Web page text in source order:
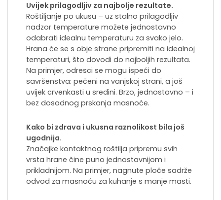
Uvijek prilagodljiv za najbolje rezultate.
Roštiljanje po ukusu – uz stalno prilagodljiv
nadzor temperature možete jednostavno
odabrati idealnu temperaturu za svako jelo.
Hrana će se s obje strane pripremiti na idealnoj
temperaturi, što dovodi do najboljih rezultata.
Na primjer, odresci se mogu ispeći do
savršenstva: pečeni na vanjskoj strani, a još
uvijek crvenkasti u sredini. Brzo, jednostavno – i
bez dosadnog prskanja masnoće.
Kako bi zdrava i ukusna raznolikost bila još
ugodnija.
Značajke kontaktnog roštilja pripremu svih
vrsta hrane čine puno jednostavnijom i
prikladnijom. Na primjer, nagnute ploče sadrže
odvod za masnoću za kuhanje s manje masti.